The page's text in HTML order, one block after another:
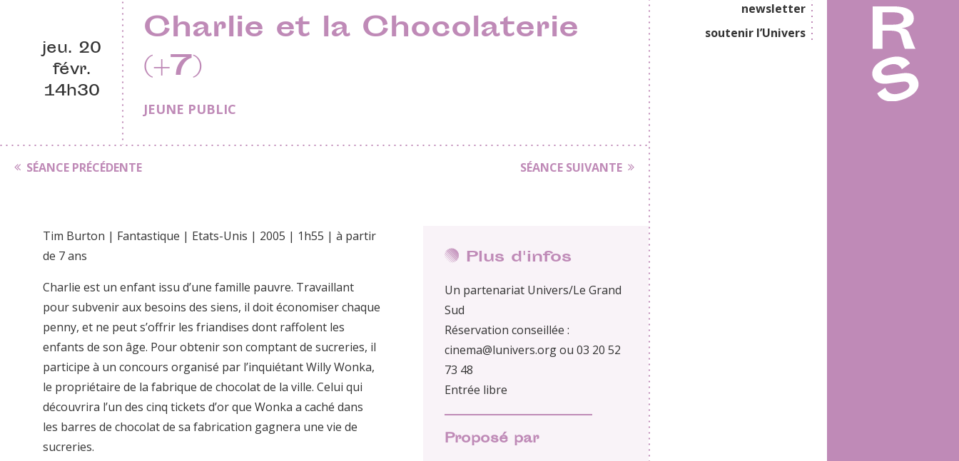
newsletter
soutenir l’Univers
jeu. 20
févr.
14h30
Charlie et la Chocolaterie
(+7)
JEUNE PUBLIC
SÉANCE PRÉCÉDENTE SÉANCE SUIVANTE
Plus d'infos
Un partenariat Univers/Le Grand
Sud
Réservation conseillée :
cinema@lunivers.org ou 03 20 52
73 48
Entrée libre
Proposé par
Tim Burton | Fantastique | Etats-Unis | 2005 | 1h55 | à partir
de 7 ans
Charlie est un enfant issu d’une famille pauvre. Travaillant
pour subvenir aux besoins des siens, il doit économiser chaque
penny, et ne peut s’offrir les friandises dont raffolent les
enfants de son âge. Pour obtenir son comptant de sucreries, il
participe à un concours organisé par l’inquiétant Willy Wonka,
le propriétaire de la fabrique de chocolat de la ville. Celui qui
découvrira l’un des cinq tickets d’or que Wonka a caché dans
les barres de chocolat de sa fabrication gagnera une vie de
sucreries.